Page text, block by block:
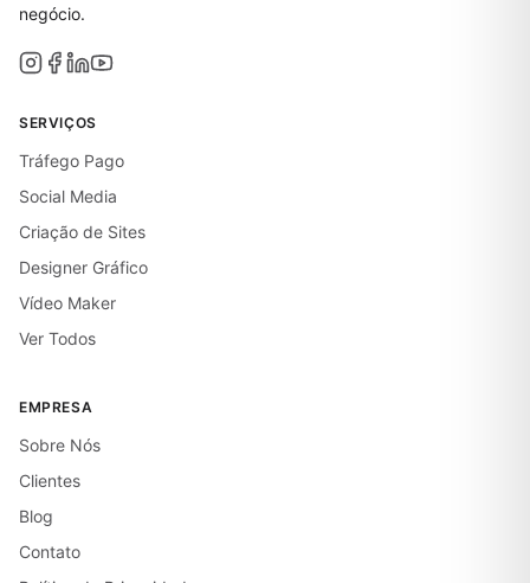
negócio.
SERVIÇOS
Tráfego Pago
Social Media
Criação de Sites
Designer Gráfico
Vídeo Maker
Ver Todos
EMPRESA
Sobre Nós
Clientes
Blog
Contato